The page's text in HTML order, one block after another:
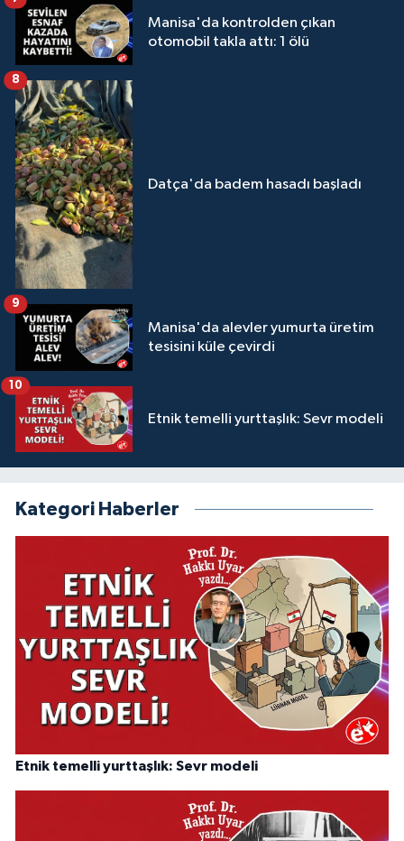
Manisa'da kontrolden çıkan
otomobil takla attı: 1 ölü
Datça'da badem hasadı başladı
8
Manisa'da alevler yumurta üretim
tesisini küle çevirdi
9
Etnik temelli yurttaşlık: Sevr modeli
10
Kategori Haberler
Etnik temelli yurttaşlık: Sevr modeli